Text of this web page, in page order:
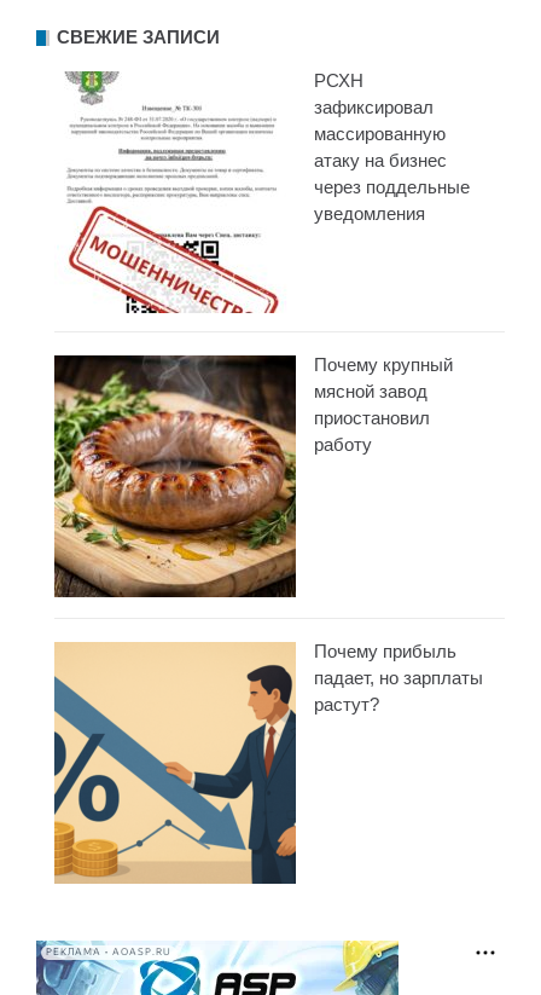
СВЕЖИЕ ЗАПИСИ
РСХН
зафиксировал
массированную
атаку на бизнес
через поддельные
уведомления
Почему крупный
мясной завод
приостановил
работу
Почему прибыль
падает, но зарплаты
растут?
РЕКЛАМА • AOASP.RU